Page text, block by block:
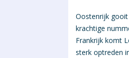
Oostenrijk
krachtige
Frankrijk komt
sterk optreden